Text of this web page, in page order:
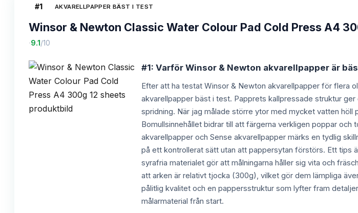
#1 AKVARELLPAPPER BÄST I TEST
Winsor & Newton Classic Water Colour Pad Cold Press A4
·9.1 /10
#1: Varför Winsor & Newton akvarellpapper är
Efter att ha testat Winsor & Newton akvarellpapper för flera
akvarellpapper bäst i test. Papprets kallpressade struktur
spridning. När jag målade större ytor med mycket vatten
Bomullsinnehållet bidrar till att färgerna verkligen poppar
akvarellpapper och Sense akvarellpapper märks en tydlig
på ett kontrollerat sätt utan att pappersytan förstörs. Ett tips
syrafria materialet gör att målningarna håller sig vita och
att arken är relativt tjocka (300g), vilket gör dem lämpliga
pålitlig kvalitet och en pappersstruktur som lyfter fram
målarmaterial från start.